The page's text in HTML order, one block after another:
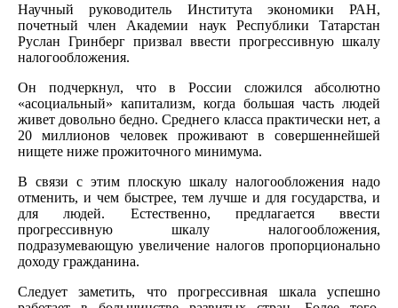
Научный руководитель Института экономики РАН,
почетный член Академии наук Республики Татарстан
Руслан Гринберг призвал ввести прогрессивную шкалу
налогообложения.
Он подчеркнул, что в России сложился абсолютно
«асоциальный» капитализм, когда большая часть людей
живет довольно бедно. Среднего класса практически нет, а
20 миллионов человек проживают в совершеннейшей
нищете ниже прожиточного минимума.
В связи с этим плоскую шкалу налогообложения надо
отменить, и чем быстрее, тем лучше и для государства, и
для людей. Естественно, предлагается ввести
прогрессивную шкалу налогообложения,
подразумевающую увеличение налогов пропорционально
доходу гражданина.
Следует заметить, что прогрессивная шкала успешно